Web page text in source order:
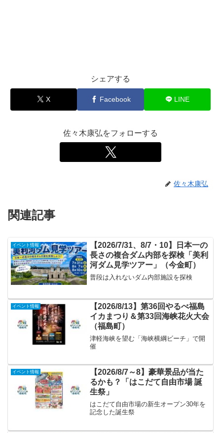
シェアする
X Facebook LINE
佐々木康弘をフォローする
佐々木康弘
関連記事
イベント情報
【2026/7/31、8/7・10】日本一の
長さの複合ダム内部を探検「美利
河ダム見学ツアー」（今金町）
普段は入れないダム内部施設を探検
イベント情報
【2026/8/13】第36回やるべ福島
イカまつり＆第33回海峡花火大会
（福島町）
津軽海峡を望む「海峡横綱ビーチ」で開
催
イベント情報
【2026/8/7～8】豪華景品が当た
るかも？「はこだて自由市場 誕
生祭」
はこだて自由市場の新生オープン30年を
記念した誕生祭